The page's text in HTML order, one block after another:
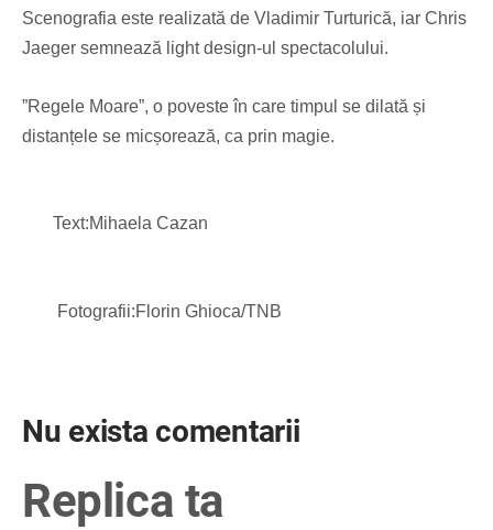
Scenografia este realizată de Vladimir Turturică, iar Chris
Jaeger semnează light design-ul spectacolului.
”Regele Moare”, o poveste în care timpul se dilată și
distanțele se micșorează, ca prin magie.
Text:Mihaela Cazan
Fotografii:Florin Ghioca/TNB
Nu exista comentarii
Replica ta